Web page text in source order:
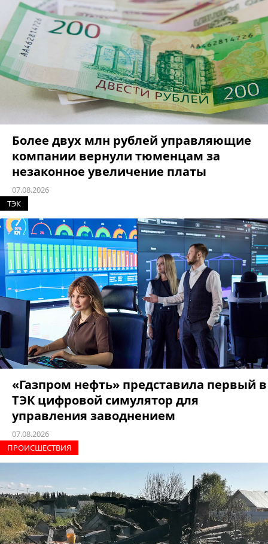
Более двух млн рублей управляющие
компании вернули тюменцам за
незаконное увеличение платы
07.08.2026
ТЭК
«Газпром нефть» представила первый в
ТЭК цифровой симулятор для
управления заводнением
07.08.2026
ПРОИCШЕСТВИЯ